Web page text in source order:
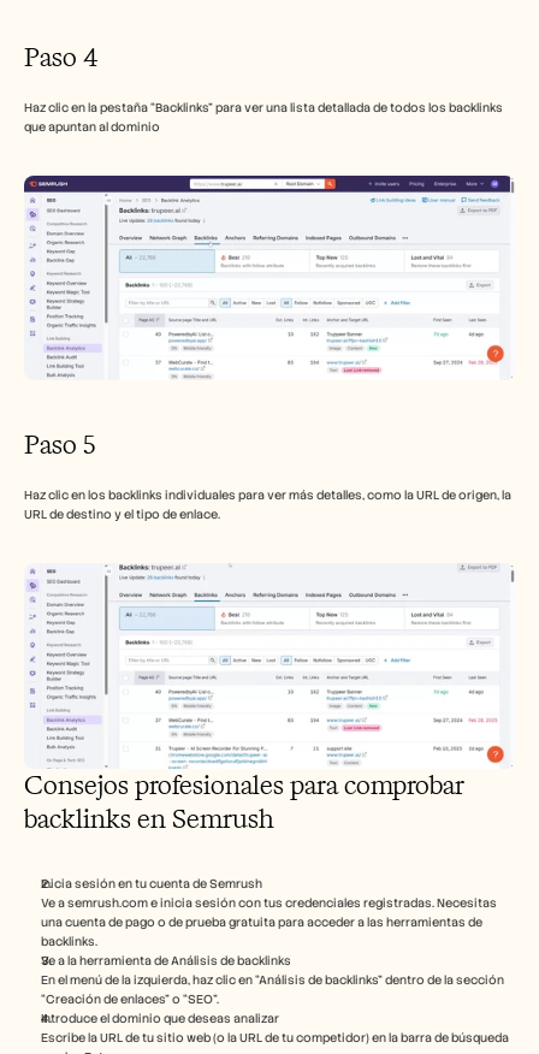
Paso 4
Haz clic en la pestaña “Backlinks” para ver una lista detallada de todos los backlinks
que apuntan al dominio
Paso 5
Haz clic en los backlinks individuales para ver más detalles, como la URL de origen, la
URL de destino y el tipo de enlace.
Consejos profesionales para comprobar
backlinks en Semrush
Inicia sesión en tu cuenta de Semrush
Ve a semrush.com e inicia sesión con tus credenciales registradas. Necesitas
una cuenta de pago o de prueba gratuita para acceder a las herramientas de
backlinks.
Ve a la herramienta de Análisis de backlinks
En el menú de la izquierda, haz clic en “Análisis de backlinks” dentro de la sección
“Creación de enlaces” o “SEO”.
Introduce el dominio que deseas analizar
Escribe la URL de tu sitio web (o la URL de tu competidor) en la barra de búsqueda